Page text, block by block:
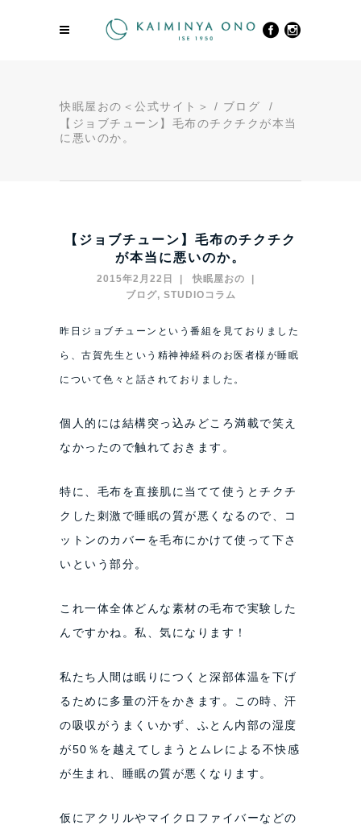
快眠屋おの＜公式サイト＞ / ブログ
/
【ジョブチューン】毛布のチクチクが本当
に悪いのか。
【ジョブチューン】毛布のチクチク
が本当に悪いのか。
2015年2月22日
快眠屋おの
ブログ, STUDIOコラム
昨日ジョブチューンという番組を見ておりました
ら、古賀先生という精神神経科のお医者様が睡眠
について色々と話されておりました。
個人的には結構突っ込みどころ満載で笑え
なかったので触れておきます。
特に、毛布を直接肌に当てて使うとチクチ
クした刺激で睡眠の質が悪くなるので、コ
ットンのカバーを毛布にかけて使って下さ
いという部分。
これ一体全体どんな素材の毛布で実験した
んですかね。私、気になります！
私たち人間は眠りにつくと深部体温を下げ
るために多量の汗をかきます。この時、汗
の吸収がうまくいかず、ふとん内部の湿度
が50％を越えてしまうとムレによる不快感
が生まれ、睡眠の質が悪くなります。
仮にアクリルやマイクロファイバーなどの